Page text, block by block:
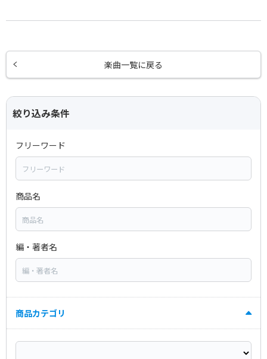
楽曲一覧に戻る
絞り込み条件
フリーワード
商品名
編・著者名
商品カテゴリ